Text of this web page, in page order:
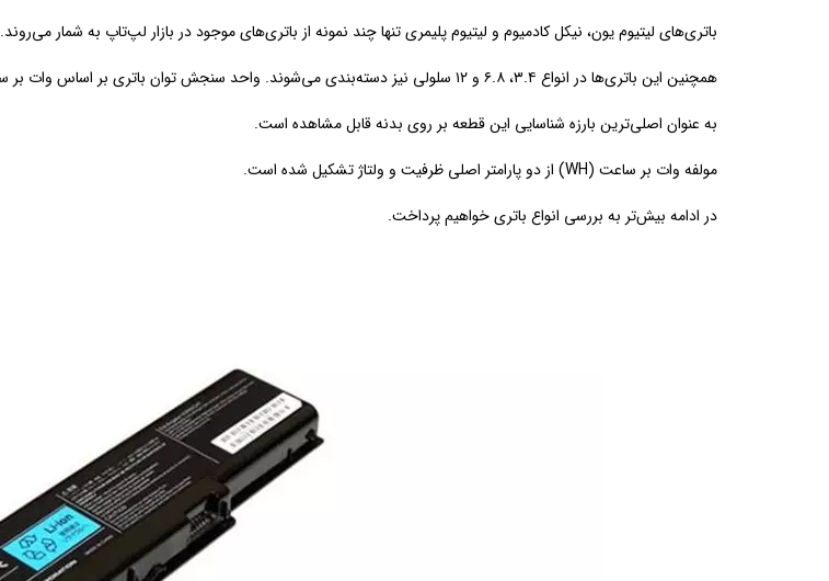
باتری‌های لیتیوم یون، نیکل کادمیوم و لیتیوم پلیمری تنها چند نمونه از باتری‌های موجود در بازار لپ‌تاپ به شمار می‌روند.
همچنین این باتری‌ها در انواع ۳.۴، ۶.۸ و ۱۲ سلولی نیز دسته‌بندی می‌شوند. واحد سنجش توان باتری بر اساس وات بر ساعت است.
به عنوان اصلی‌ترین بارزه شناسایی این قطعه بر روی بدنه قابل مشاهده است.
مولفه وات بر ساعت (WH) از دو پارامتر اصلی ظرفیت و ولتاژ تشکیل شده است.
در ادامه بیش‌تر به بررسی انواع باتری خواهیم پرداخت.